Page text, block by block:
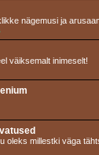
nägemusi ja
väiksemalt inimeselt!
oleks millestki väga